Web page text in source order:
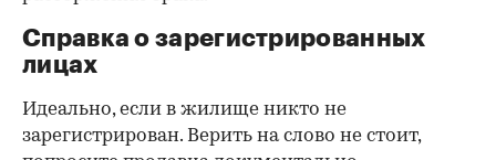
Справка о зарегистрированных
лицах
Идеально, если в жилище никто не
зарегистрирован. Верить на слово не стоит,